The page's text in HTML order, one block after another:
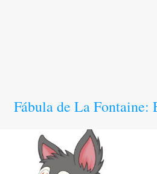
Fábula de La